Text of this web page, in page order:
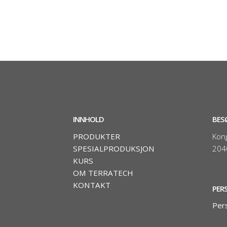
INNHOLD
PRODUKTER
SPESIALPRODUKSJON
KURS
OM TERRATECH
KONTAKT